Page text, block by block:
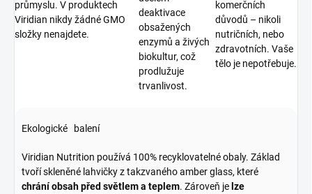
průmyslu. V produktech
Viridian nikdy žádné GMO
složky nenajdete.
deaktivace
obsažených
enzymů a živých
biokultur, což
prodlužuje
trvanlivost.
komerčních
důvodů – nikoli
nutričních, nebo
zdravotních. Vaše
tělo je nepotřebuje.
Ekologické balení
Viridian Nutrition používá 100% recyklovatelné obaly. Základ
tvoří skleněné lahvičky z takzvaného amber glass, které
chrání obsah před světlem a teplem. Zároveň je lze